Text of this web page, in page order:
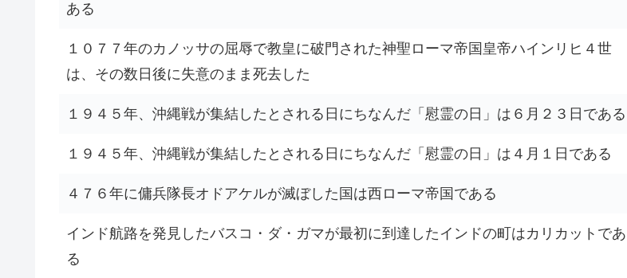
ある
１０７７年のカノッサの屈辱で教皇に破門された神聖ローマ帝国皇帝ハインリヒ４世
は、その数日後に失意のまま死去した
１９４５年、沖縄戦が集結したとされる日にちなんだ「慰霊の日」は６月２３日である
１９４５年、沖縄戦が集結したとされる日にちなんだ「慰霊の日」は４月１日である
４７６年に傭兵隊長オドアケルが滅ぼした国は西ローマ帝国である
インド航路を発見したバスコ・ダ・ガマが最初に到達したインドの町はカリカットであ
る